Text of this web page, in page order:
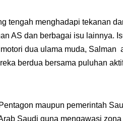
tengah menghadapi tekanan
AS dan berbagai isu lainnya.
dua ulama muda, Salman
berdua bersama puluhan
maupun pemerintah
Saudi guna mengawasi